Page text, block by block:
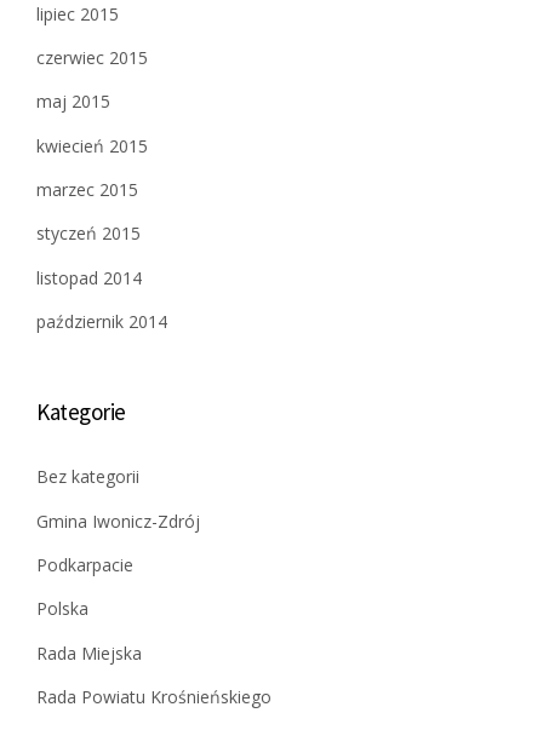
lipiec 2015
czerwiec 2015
maj 2015
kwiecień 2015
marzec 2015
styczeń 2015
listopad 2014
październik 2014
Kategorie
Bez kategorii
Gmina Iwonicz-Zdrój
Podkarpacie
Polska
Rada Miejska
Rada Powiatu Krośnieńskiego